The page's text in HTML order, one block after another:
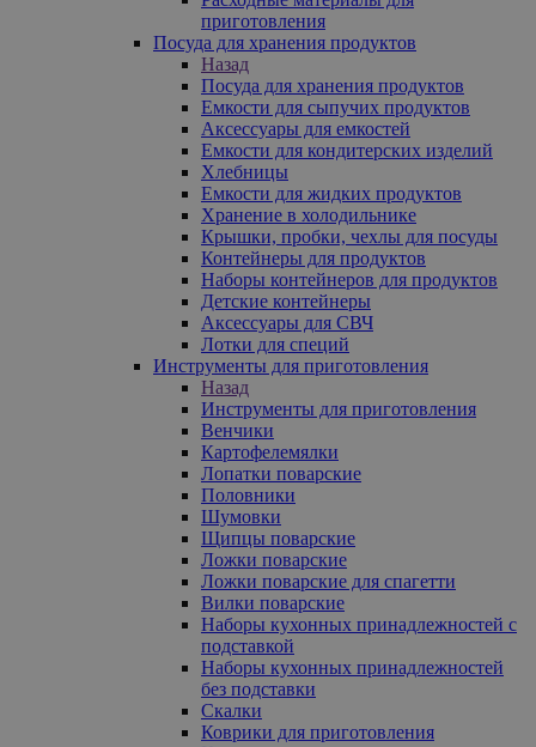
приготовления
Посуда для хранения продуктов
Назад
Посуда для хранения продуктов
Емкости для сыпучих продуктов
Аксессуары для емкостей
Емкости для кондитерских изделий
Хлебницы
Емкости для жидких продуктов
Хранение в холодильнике
Крышки, пробки, чехлы для посуды
Контейнеры для продуктов
Наборы контейнеров для продуктов
Детские контейнеры
Аксессуары для СВЧ
Лотки для специй
Инструменты для приготовления
Назад
Инструменты для приготовления
Венчики
Картофелемялки
Лопатки поварские
Половники
Шумовки
Щипцы поварские
Ложки поварские
Ложки поварские для спагетти
Вилки поварские
Наборы кухонных принадлежностей с
подставкой
Наборы кухонных принадлежностей
без подставки
Скалки
Коврики для приготовления